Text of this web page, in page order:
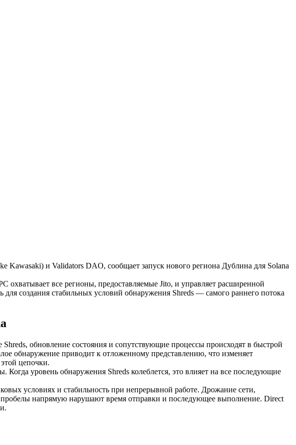
и Validators DAO, сообщает запуск нового региона Дублина для Solana
охватывает все регионы, предоставляемые Jito, и управляет расширенной
создания стабильных условий обнаружения Shreds — самого раннего потока
обновление состояния и сопутствующие процессы происходят в быстрой
обнаружение приводит к отложенному представлению, что изменяет
цепочки.
Когда уровень обнаружения Shreds колеблется, это влияет на все последующие
условиях и стабильность при непрерывной работе. Дрожание сети,
напрямую нарушают время отправки и последующее выполнение. Direct